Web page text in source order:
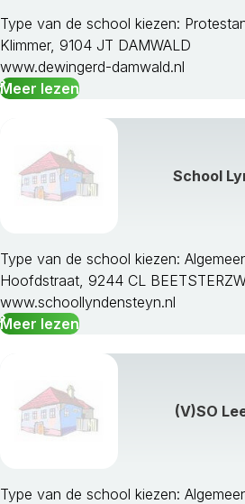
Type van de school kiezen:
Klimmer, 9104 JT DAMWALD
www.dewingerd-damwald.nl
Meer lezen
School
Type van de school kiezen:
Hoofdstraat, 9244 CL
www.schoollyndensteyn.nl
Meer lezen
(V)SO
Type van de school kiezen: